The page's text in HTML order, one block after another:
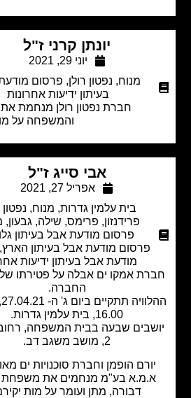
יונתן קרני ז"ל
מנוח
נפטון רולן,פרסום מודעת אבל
בעיתון ידיעות אחרונות
חברת נפטון רולן מנחמת את שי קרני
והמשפחה על מות האב.
אבי סייג ז"ל
אפריל 27, 2021
בית עלמין גדרות, מנוח,נפטון רולן,
,פרימס, שילה, גבעון, מאיר,
פרסום מודעת אבל בעיתון גלובס,
פרסום מודעת אבל בעיתון הארץ,פרסום
מודעת אבל בעיתון ידיעות אחרונות
אמקו ים אבלה על פטירתו של מנכ"ל
החברה.
ההלוויה תתקיים ביום ג' ה- 27.04.21, בשעה
שבעה בבית המשפחה, רחוב היוגב
הופמן וחברת סוכנויות ים מאוגדות
בע"מ מנחמים את משפחת סייג,
דבורה, מתן ועומר על מות יקירם.